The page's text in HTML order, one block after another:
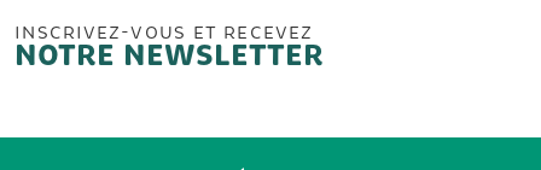
INSCRIVEZ-VOUS ET RECEVEZ
NOTRE NEWSLETTER